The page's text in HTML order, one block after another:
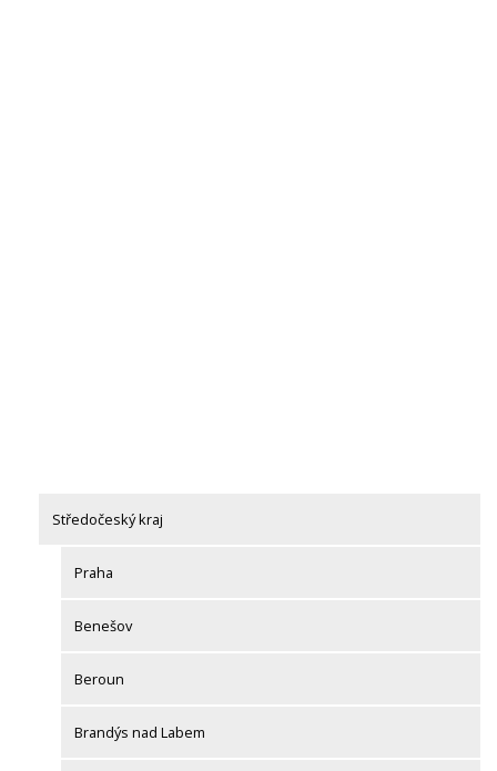
Středočeský kraj
Praha
Benešov
Beroun
Brandýs nad Labem